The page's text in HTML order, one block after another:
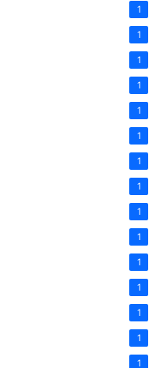
1
1
1
1
1
1
1
1
1
1
1
1
1
1
1